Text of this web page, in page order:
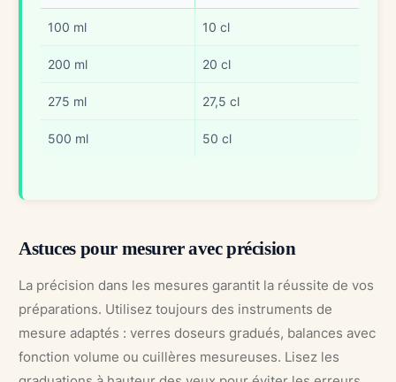
100 ml 10 cl
200 ml 20 cl
275 ml 27,5 cl
500 ml 50 cl
Astuces pour mesurer avec précision
La précision dans les mesures garantit la réussite de vos
préparations. Utilisez toujours des instruments de
mesure adaptés : verres doseurs gradués, balances avec
fonction volume ou cuillères mesureuses. Lisez les